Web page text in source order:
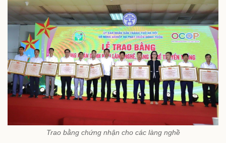
Trao bằng chứng nhận cho các làng nghề